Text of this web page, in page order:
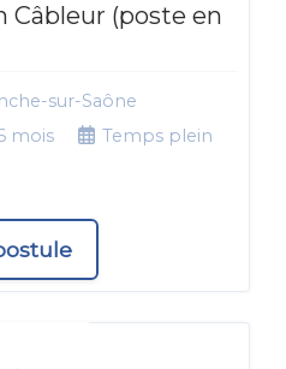
(poste en
sur-Saône
mois
Temps plein